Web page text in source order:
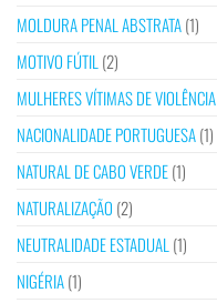
MOLDURA PENAL ABSTRATA(1)
MOTIVO FÚTIL (2)
MULHERES VÍTIMAS DE VIOLÊNCIA
NACIONALIDADE PORTUGUESA(1)
NATURAL DE CABO VERDE(1)
NATURALIZAÇÃO (2)
NEUTRALIDADE ESTADUAL (1)
NIGÉRIA(1)